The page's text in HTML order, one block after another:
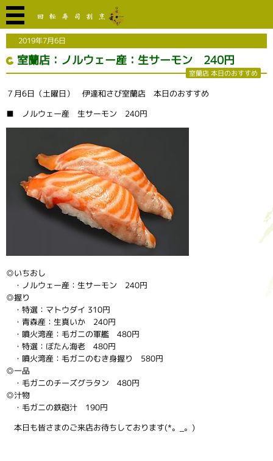
2019年7月6日
室蘭店：ノルウェー産：生サーモン 240円
室蘭店 本日のおすすめ
７月6日（土曜日） 伊達和さび室蘭店 本日のおすすめ
■ ノルウェー産 生サーモン 240円
◎いちおし
・ノルウェー産：生サーモン 240円
◎握り
・特選：マトウダイ 310円
・青森産：生真いか 240円
・噴火湾産：毛ガニの軍艦 480円
・特選：ぼたん海老 480円
・噴火湾産：毛ガニのむき身握り 580円
◎一品
・毛ガニのチーズグラタン 480円
◎汁物
・毛ガニの鉄砲汁 190円
本日も皆さまのご来店お待ちしております(*。_。)